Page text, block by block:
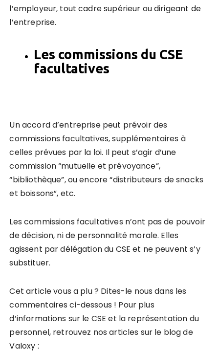
l’employeur, tout cadre supérieur ou dirigeant de
l’entreprise.
Les commissions du CSE
facultatives
Un accord d’entreprise peut prévoir des
commissions facultatives, supplémentaires à
celles prévues par la loi. Il peut s’agir d’une
commission “mutuelle et prévoyance”,
“bibliothèque”, ou encore “distributeurs de snacks
et boissons”, etc.
Les commissions facultatives n’ont pas de pouvoir
de décision, ni de personnalité morale. Elles
agissent par délégation du CSE et ne peuvent s’y
substituer.
Cet article vous a plu ? Dites-le nous dans les
commentaires ci-dessous ! Pour plus
d’informations sur le CSE et la représentation du
personnel, retrouvez nos articles sur le blog de
Valoxy :